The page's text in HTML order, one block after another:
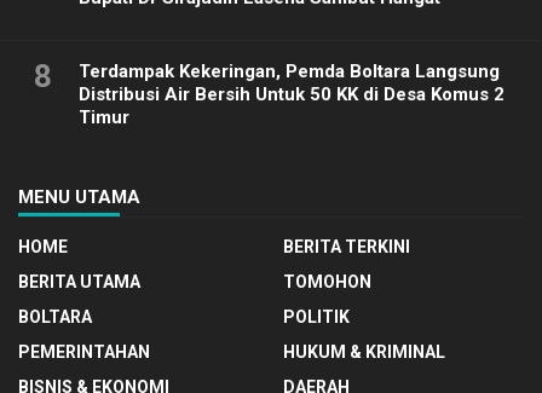
8
Terdampak Kekeringan, Pemda Boltara Langsung
Distribusi Air Bersih Untuk 50 KK di Desa Komus 2
Timur
MENU UTAMA
HOME
BERITA TERKINI
BERITA UTAMA
TOMOHON
BOLTARA
POLITIK
PEMERINTAHAN
HUKUM & KRIMINAL
BISNIS & EKONOMI
DAERAH